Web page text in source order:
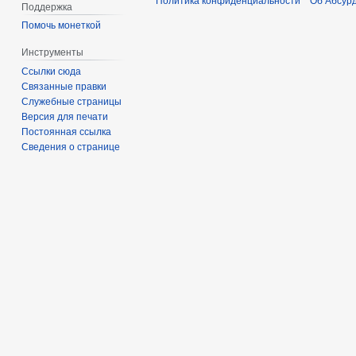
Поддержка
Помочь монеткой
Инструменты
Ссылки сюда
Связанные правки
Служебные страницы
Версия для печати
Постоянная ссылка
Сведения о странице